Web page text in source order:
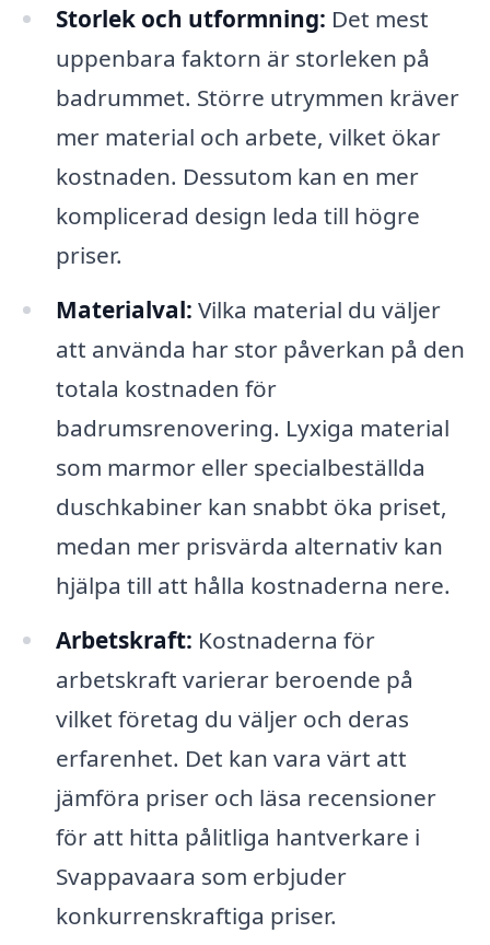
Storlek och utformning: Det mest
uppenbara faktorn är storleken på
badrummet. Större utrymmen kräver
mer material och arbete, vilket ökar
kostnaden. Dessutom kan en mer
komplicerad design leda till högre
priser.
Materialval: Vilka material du väljer
att använda har stor påverkan på den
totala kostnaden för
badrumsrenovering. Lyxiga material
som marmor eller specialbeställda
duschkabiner kan snabbt öka priset,
medan mer prisvärda alternativ kan
hjälpa till att hålla kostnaderna nere.
Arbetskraft: Kostnaderna för
arbetskraft varierar beroende på
vilket företag du väljer och deras
erfarenhet. Det kan vara värt att
jämföra priser och läsa recensioner
för att hitta pålitliga hantverkare i
Svappavaara som erbjuder
konkurrenskraftiga priser.